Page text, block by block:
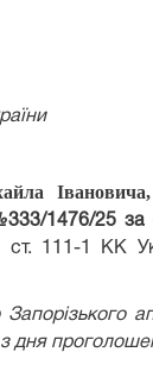
Івановича,
333/1476/25 за
ст. 111-1 КК
дня